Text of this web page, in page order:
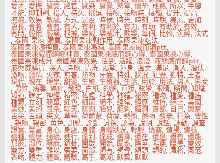
愛才, 愛撫,感受,感官,感染,感覺,慾望,懷孕,成熟,所以,手腳,
才能,抑制劑,投入,持久,挑逗,接吻,接吻時,接觸,提升,提高,
擁抱,效果,敏感, 方式,是否, 時候, 時光, 時刻, 時期,暴漲, 更加,
更長, 會將, 會有,有人,有利,有利於,有力,有助,有助於,有效,
有時,服用,服藥,根據,樂威,樂威壯,歡樂,每個, 比較,沉醉, 法式
,泰國 果凍 購買,泰國果凍副作用,泰國果凍吃法,
泰國果凍哪裡買,泰國果凍喝酒,泰國果凍威而鋼ptt,
泰國果凍威而鋼哪裡買,泰國果凍威而鋼心得,泰國果凍心得,
泰國果凍成分,泰國果凍效果,活到,活躍,浪漫,液態威而鋼ptt,
液態威購買,深入,深吻,清洗,渴望,渾身,溫柔,滿足,漸入,潛伏,
激吻,激情, 火辣,無害,熱吻, 牙齒,特殊,狀況,狂野,獨特,王者,
現代,現在,理學,甜蜜,生殖,生殖器,生活, 用於, 用法, 男人, 男女
, 男性,病毒,癌症,發現, 白紙, 的腦,直接, 眩暈, 眼睛, 瞬間,知識,
知道,確定,神經,私密,私處,科學,秒鐘,秘密,種吻,種愛,種病,
種類,立刻,簡單,紅色,細菌,絕不,經常,經歷,維持,網上,美國,
美妙,美的,耳朵,聊天,肌肉,胎兒,能夠,腦洞,臀部, 自己,興奮,
舌尖,舌頭,英文,草莓,荷爾蒙,荷蘭,藝術,藥物,蘇珊,行為,要性
,親吻,親密, 角色,訊號,診斷,試探,認為,說明,說話,調動,調查,
證實, 豐富,身心,身處,身體,身體狀況,輕輕,透露,這場,這樣,
這種,這麼,通過,進行,達到,達成,選擇,還在,還是,還有,還能,
那麼,部位,酥麻,鎖骨, 開啟, 開始, 關系, 陰莖, 陽痿, 隱患,雙效,
雙方,雙重,難以, 需要,面部,須有,領導,額頭,類的, 風格, 風范,
香吻,體力,體質,體驗,高手,高潮, 默契, 默默